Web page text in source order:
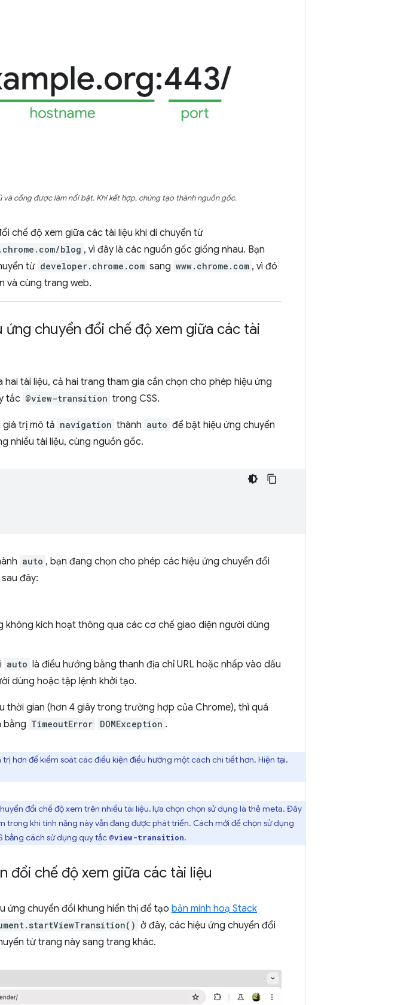
và cổng được làm nổi bật. Khi kết hợp, chúng tạo thành nguồn gốc.
chế độ xem giữa các tài liệu khi di chuyển từ
blog , vì đây là các nguồn gốc giống nhau. Bạn
từ developer.chrome.com sang www.chrome.com , vì đó
và cùng trang web.
chuyển đổi chế độ xem giữa các tài
tài liệu, cả hai trang tham gia cần chọn cho phép hiệu ứng
tắc @view-transition trong CSS.
giá trị mô tả navigation thành auto để bật hiệu ứng chuyển
nhiều tài liệu, cùng nguồn gốc.
auto , bạn đang chọn cho phép các hiệu ứng chuyển đổi
sau đây:
không kích hoạt thông qua các cơ chế giao diện người dùng
auto là điều hướng bằng thanh địa chỉ URL hoặc nhấp vào dấu
dùng hoặc tập lệnh khởi tạo.
thời gian (hơn 4 giây trong trường hợp của Chrome), thì quá
bằng TimeoutError DOMException .
hơn để kiểm soát các điều kiện điều hướng một cách chi tiết hơn. Hiện tại,
đổi chế độ xem trên nhiều tài liệu, lựa chọn chọn sử dụng là thẻ meta. Đây
khi tính năng này vẫn đang được phát triển. Cách mới để chọn sử dụng
bằng cách sử dụng quy tắc @view-transition.
đổi chế độ xem giữa các tài liệu
ứng chuyển đổi khung hiển thị để tạo bản minh hoạ Stack
ở đây, các hiệu ứng chuyển đổi
từ trang này sang trang khác.